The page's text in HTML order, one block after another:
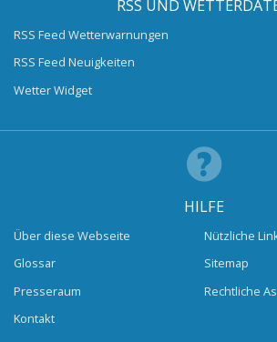
RSS UND
RSS Feed Wetterwarnungen
RSS Feed Neuigkeiten
Wetter Widget
HILFE
Über diese Webseite
Glossar
Presseraum
Kontakt
Nützliche
Sitemap
Rechtliche